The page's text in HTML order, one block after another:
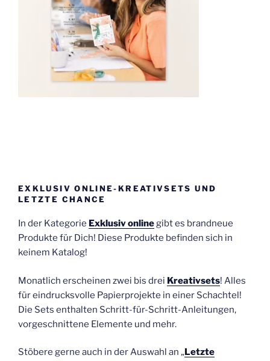
EXKLUSIV ONLINE-KREATIVSETS UND
LETZTE CHANCE
In der Kategorie Exklusiv onlinegibt es brandneue
Produkte für Dich! Diese Produkte befinden sich in
keinem Katalog!
Monatlich erscheinen zwei bis drei Kreativsets! Alles
für eindrucksvolle Papierprojekte in einer Schachtel!
Die Sets enthalten Schritt-für-Schritt-Anleitungen,
vorgeschnittene Elemente und mehr.
Stöbere gerne auch in der Auswahl an „Letzte